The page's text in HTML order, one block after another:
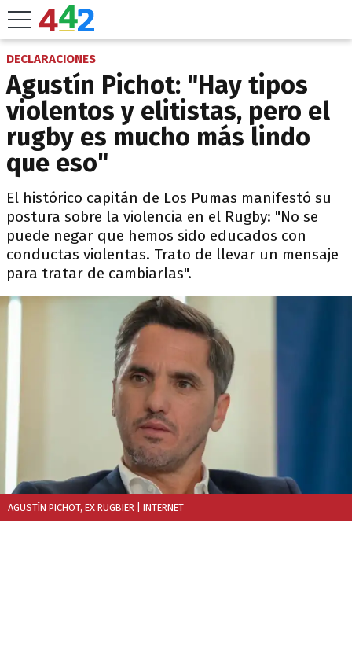
DECLARACIONES
Agustín Pichot: "Hay tipos
violentos y elitistas, pero el
rugby es mucho más lindo
que eso"
El histórico capitán de Los Pumas manifestó su
postura sobre la violencia en el Rugby: "No se
puede negar que hemos sido educados con
conductas violentas. Trato de llevar un mensaje
para tratar de cambiarlas".
AGUSTÍN PICHOT, EX RUGBIER | INTERNET